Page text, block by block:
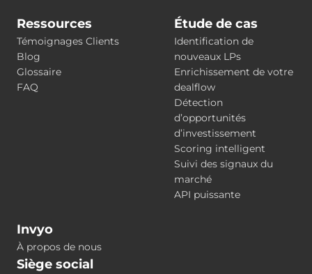
Ressources
Témoignages Clients
Blog
Glossaire
FAQ
Étude de cas
Identification de
nouveaux LPs
Enrichissement de votre
dealflow
Détection
d’opportunités
d’investissement
Scoring intelligent
Suivi des signaux du
marché
API puissante
Invyo
À propos de nous
Siège social